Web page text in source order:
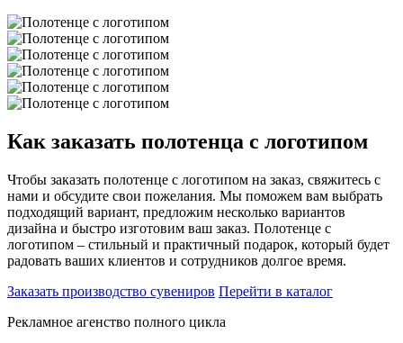
Как заказать полотенца с логотипом
Чтобы заказать полотенце с логотипом на заказ, свяжитесь с
нами и обсудите свои пожелания. Мы поможем вам выбрать
подходящий вариант, предложим несколько вариантов
дизайна и быстро изготовим ваш заказ. Полотенце с
логотипом – стильный и практичный подарок, который будет
радовать ваших клиентов и сотрудников долгое время.
Заказать производство сувениров Перейти в каталог
Рекламное агенство полного цикла